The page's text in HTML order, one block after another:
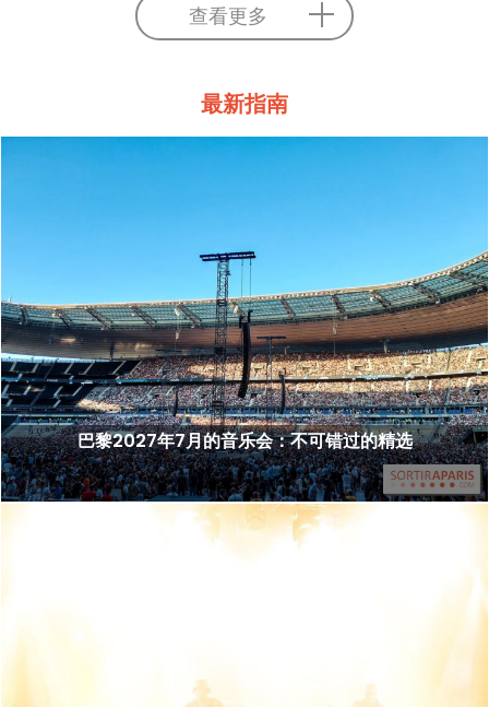
查看更多
最新指南
巴黎2027年7月的音乐会：不可错过的精选